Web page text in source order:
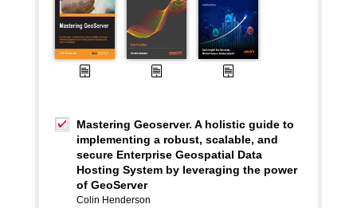
Mastering Geoserver. A holistic guide to
implementing a robust, scalable, and
secure Enterprise Geospatial Data
Hosting System by leveraging the power
of GeoServer
Colin Henderson